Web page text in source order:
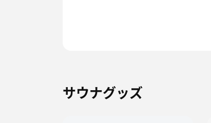
サウナグッズ